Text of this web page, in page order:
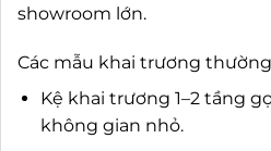
showroom lớn.
Các mẫu khai trương
Kệ khai trương 1–2 tầng
không gian nhỏ.